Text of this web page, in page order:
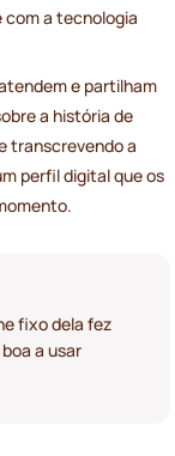
com a tecnologia
e partilham
a história de
transcrevendo a
perfil digital que os
fixo dela fez
a usar